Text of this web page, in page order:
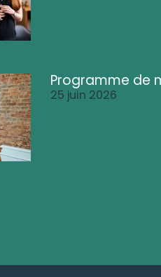
Programme de
25 juin 2026